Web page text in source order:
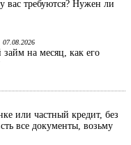
вас требуются? Нужен ли
07.08.2026
на месяц, как его
или частный кредит, без
все документы, возьму